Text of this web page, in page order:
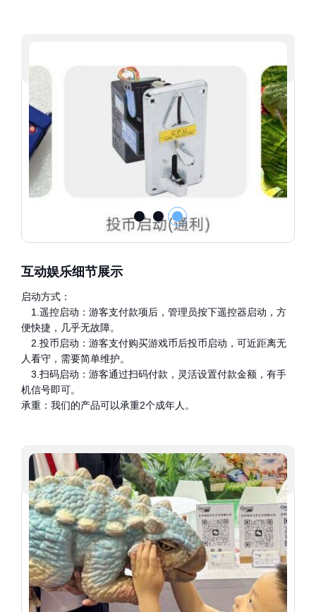
互动娱乐细节展示
启动方式：
1.遥控启动：游客支付款项后，管理员按下遥控器启动，方
便快捷，几乎无故障。
2.投币启动：游客支付购买游戏币后投币启动，可近距离无
人看守，需要简单维护。
3.扫码启动：游客通过扫码付款，灵活设置付款金额，有手
机信号即可。
承重：我们的产品可以承重2个成年人。